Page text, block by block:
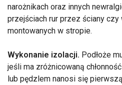
narożnikach oraz innych
przejściach rur przez ściany czy
montowanych w stropie.
Wykonanie izolacji. Podłoże
jeśli ma zróżnicowaną
lub pędzlem nanosi się